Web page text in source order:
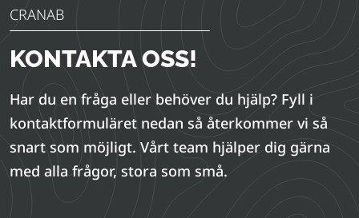
CRANAB
KONTAKTA OSS!
Har du en fråga eller behöver du hjälp? Fyll i
kontaktformuläret nedan så återkommer vi så
snart som möjligt. Vårt team hjälper dig gärna
med alla frågor, stora som små.